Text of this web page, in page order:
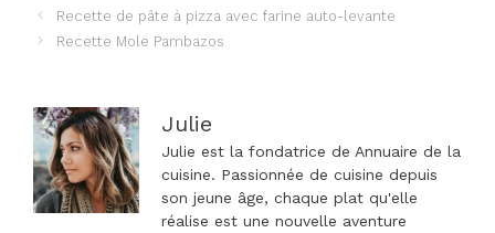
Navigation
des
Recette de pâte à pizza avec farine auto-levante
Recette Mole Pambazos
Julie
Julie est la fondatrice de Annuaire de la
cuisine. Passionnée de cuisine depuis
son jeune âge, chaque plat qu'elle
réalise est une nouvelle aventure